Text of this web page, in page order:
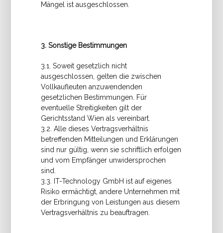
Mängel ist ausgeschlossen.
3. Sonstige Bestimmungen
3.1. Soweit gesetzlich nicht
ausgeschlossen, gelten die zwischen
Vollkaufleuten anzuwendenden
gesetzlichen Bestimmungen. Für
eventuelle Streitigkeiten gilt der
Gerichtsstand Wien als vereinbart.
3.2. Alle dieses Vertragsverhältnis
betreffenden Mitteilungen und Erklärungen
sind nur gültig, wenn sie schriftlich erfolgen
und vom Empfänger unwidersprochen
sind.
3.3. IT-Technology GmbH ist auf eigenes
Risiko ermächtigt, andere Unternehmen mit
der Erbringung von Leistungen aus diesem
Vertragsverhältnis zu beauftragen.